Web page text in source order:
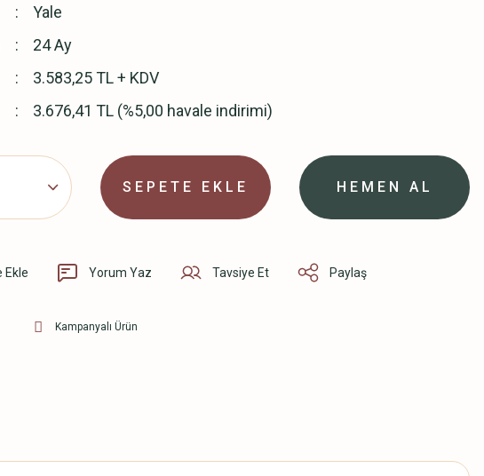
Yale
24 Ay
3.583,25 TL + KDV
3.676,41 TL (%5,00 havale indirimi)
SEPETE EKLE HEMEN AL
Yorum Yaz Tavsiye Et Paylaş
Kampanyalı Ürün